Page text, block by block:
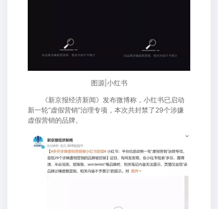
图源|小红书
《新京报经济新闻》发布微博称，小红书已启动
新一轮“虚假营销”治理专项，本次共封禁了29个涉嫌
虚假营销的品牌。